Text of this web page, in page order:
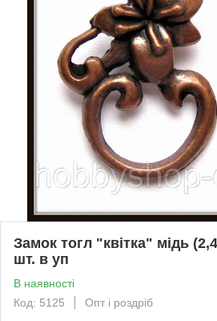
Замок тогл "квітка" мідь
шт. в уп
В наявності
Код: 5125
Опт і роздріб